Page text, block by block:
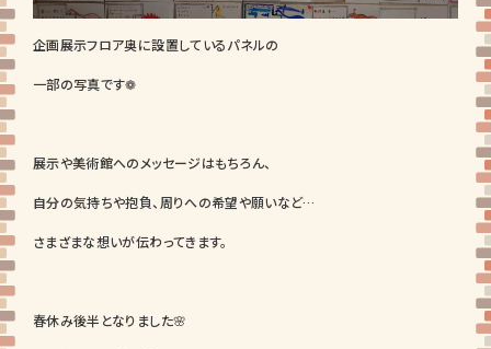
企画展示フロア奥に設置しているパネルの
一部の写真です❁
展示や美術館へのメッセージはもちろん、
自分の気持ちや抱負、周りへの希望や願いなど…
さまざまな想いが伝わってきます。
春休み後半となりました🌸